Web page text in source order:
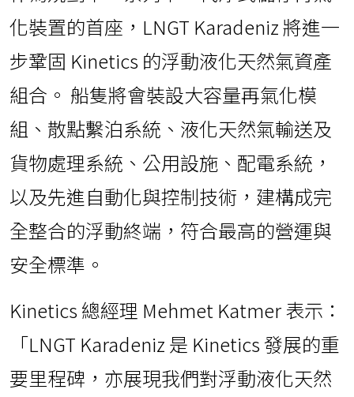
化裝置的首座，LNGT Karadeniz 將進一
步鞏固 Kinetics 的浮動液化天然氣資產
組合。 船隻將會裝設大容量再氣化模
組、散點繫泊系統、液化天然氣輸送及
貨物處理系統、公用設施、配電系統，
以及先進自動化與控制技術，建構成完
全整合的浮動終端，符合最高的營運與
安全標準。
Kinetics 總經理 Mehmet Katmer 表示：
「LNGT Karadeniz 是 Kinetics 發展的重
要里程碑，亦展現我們對浮動液化天然